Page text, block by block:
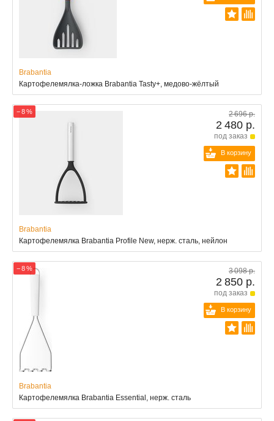
Brabantia
Картофелемялка-ложка Brabantia Tasty+, медово-жёлтый
− 8 % 2 696 р.
2 480 р.
под заказ
В корзину
Brabantia
Картофелемялка Brabantia Profile New, нерж. сталь, нейлон
− 8 % 3 098 р.
2 850 р.
под заказ
В корзину
Brabantia
Картофелемялка Brabantia Essential, нерж. сталь